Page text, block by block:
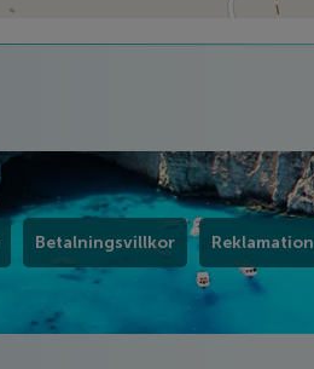
Betalningsvillkor Reklamation